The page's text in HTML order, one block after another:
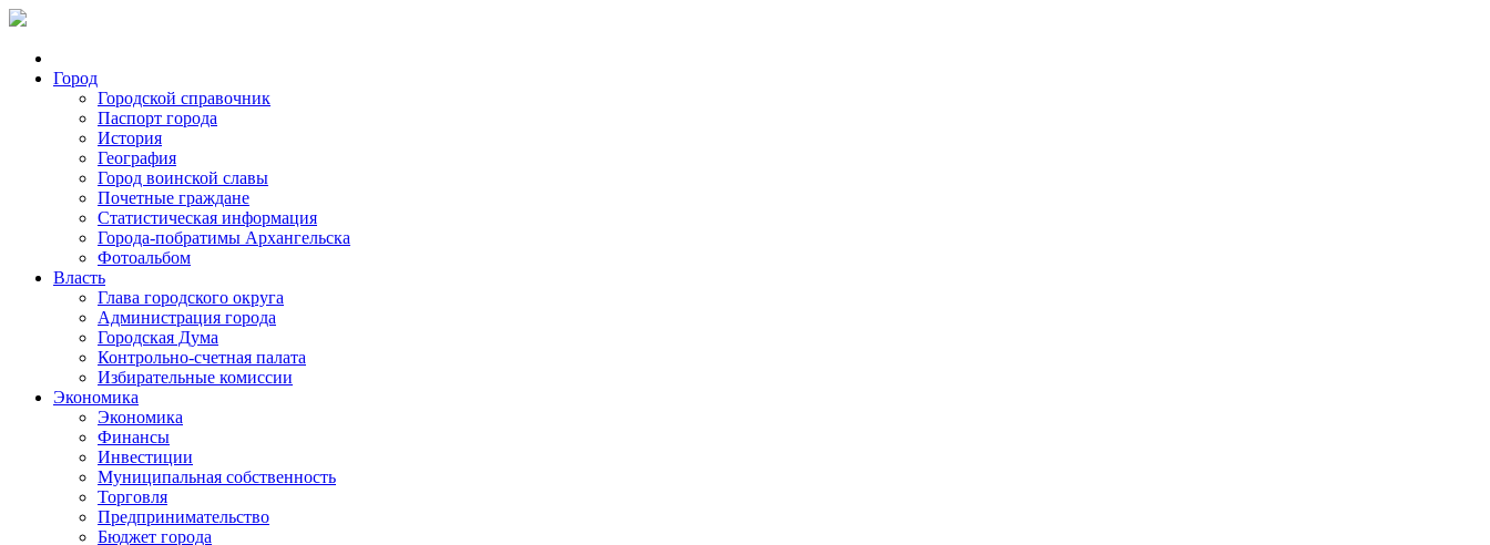
Город
Городской справочник
Паспорт города
История
География
Город воинской славы
Почетные граждане
Статистическая информация
Города-побратимы Архангельска
Фотоальбом
Власть
Глава городского округа
Администрация города
Городская Дума
Контрольно-счетная палата
Избирательные комиссии
Экономика
Экономика
Финансы
Инвестиции
Муниципальная собственность
Торговля
Предпринимательство
Бюджет города